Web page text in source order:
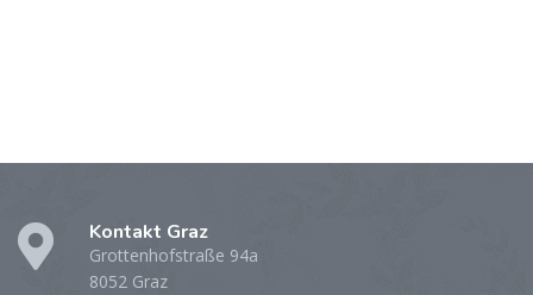
Kontakt Graz
Grottenhofstraße 94a
8052 Graz